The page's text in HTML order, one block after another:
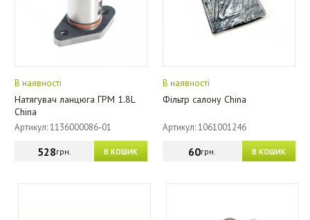
В наявності
Натягувач ланцюга ГРМ 1.8L
China
Артикул: 1136000086-01
В КОШИК
528грн.
В наявності
Фільтр салону China
Артикул: 1061001246
В КОШИК
60грн.